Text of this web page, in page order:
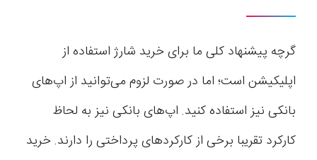
گرچه پیشنهاد کلی ما برای خرید شارژ استفاده از
اپلیکیشن است؛ اما در صورت لزوم می‌توانید از اپ‌های
بانکی نیز استفاده کنید. اپ‌های بانکی نیز به لحاظ
کارکرد تقریبا برخی از کارکردهای پرداختی را دارند. خرید